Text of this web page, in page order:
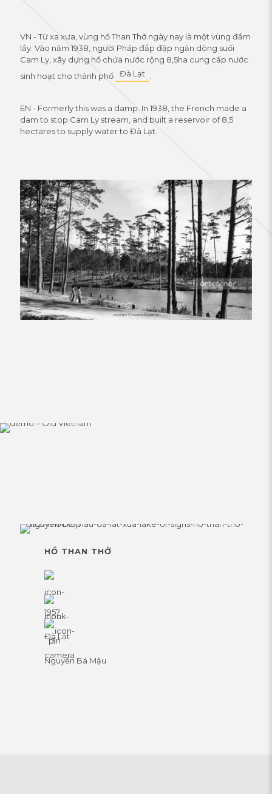
VN - Từ xa xưa, vùng hồ Than Thở ngày nay là một vùng đầm
lầy. Vào năm 1938, người Pháp đắp đập ngăn dòng suối
Cam Ly, xây dựng hồ chứa nước rộng 8,5ha cung cấp nước
sinh hoạt cho thành phố
Đà Lạt
EN - Formerly this was a damp. In 1938, the French made a
dam to stop Cam Ly stream, and built a reservoir of 8,5
hectares to supply water to Đà Lạt.
HỒ THAN THỞ
1957
Đà Lạt
Nguyễn Bá Mậu